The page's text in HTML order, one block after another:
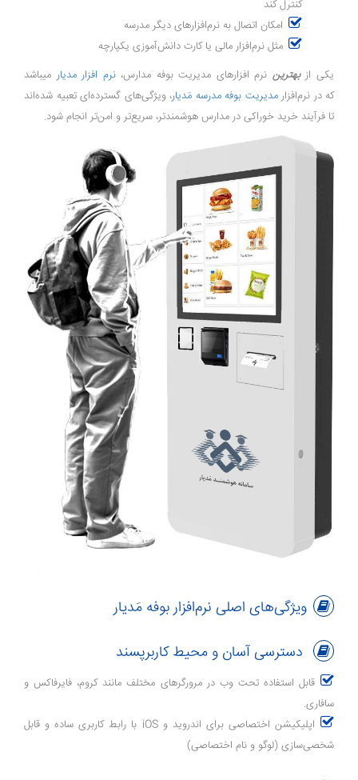
کنترل کند
امکان اتصال به نرم‌افزارهای دیگر مدرسه
مثل نرم‌افزار مالی یا کارت دانش‌آموزی یکپارچه
یکی ازبهترین نرم افزارهای مدیریت بوفه مدارس،نرم افزار مدیار میباشد
که در نرم‌افزارمدیریت بوفه مدرسه مَدیار، ویژگی‌های گسترده‌ای تعبیه شده‌اند
تا فرآیند خرید خوراکی در مدارس هوشمندتر، سریع‌تر و امن‌تر انجام شود.
ویژگی‌های اصلی نرم‌افزار بوفه مَدیار
دسترسی آسان و محیط کاربرپسند
قابل استفاده تحت وب در مرورگرهای مختلف مانند کروم، فایرفاکس و
سافاری.
اپلیکیشن اختصاصی برای اندروید و iOS با رابط کاربری ساده و قابل
شخصی‌سازی (لوگو و نام اختصاصی)